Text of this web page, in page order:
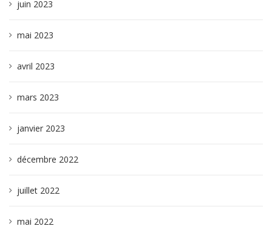
juin 2023
mai 2023
avril 2023
mars 2023
janvier 2023
décembre 2022
juillet 2022
mai 2022